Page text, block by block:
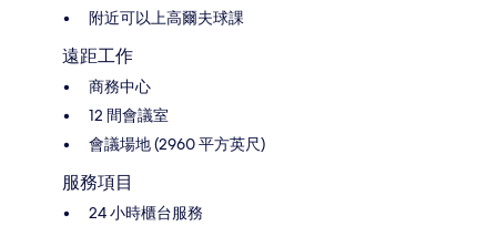
附近可以上高爾夫球課
遠距工作
商務中心
12 間會議室
會議場地 (2960 平方英尺)
服務項目
24 小時櫃台服務